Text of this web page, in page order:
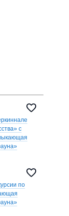
с
по